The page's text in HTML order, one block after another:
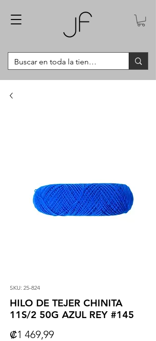
SKU: 25-824
HILO DE TEJER CHINITA
11S/2 50G AZUL REY #145
₡1 469,99Precio